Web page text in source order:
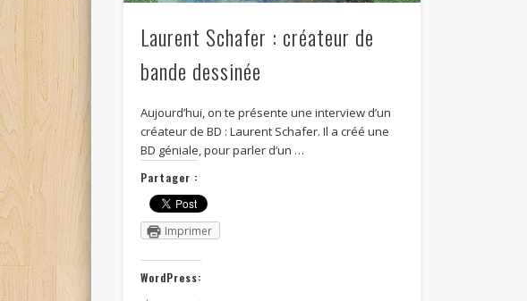
Laurent Schafer : créateur de
bande dessinée
Aujourd’hui, on te présente une interview d’un
créateur de BD : Laurent Schafer. Il a créé une
BD géniale, pour parler d’un …
Partager :
Imprimer
WordPress: